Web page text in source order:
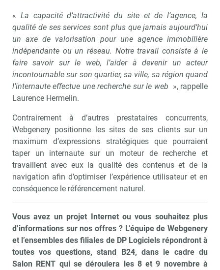
« La capacité d’attractivité du site et de l’agence, la
qualité de ses services sont plus que jamais aujourd’hui
un axe de valorisation pour une agence immobilière
indépendante ou un réseau. Notre travail consiste à le
faire savoir sur le web, l’aider à devenir un acteur
incontournable sur son quartier, sa ville, sa région quand
l’internaute effectue une recherche sur le web », rappelle
Laurence Hermelin.
Contrairement à d’autres prestataires concurrents,
Webgenery positionne les sites de ses clients sur un
maximum d’expressions stratégiques que pourraient
taper un internaute sur un moteur de recherche et
travaillent avec eux la qualité des contenus et de la
navigation afin d’optimiser l’expérience utilisateur et en
conséquence le référencement naturel.
Vous avez un projet Internet ou vous souhaitez plus
d’informations sur nos offres ? L’équipe de Webgenery
et l’ensembles des filiales de DP Logiciels répondront à
toutes vos questions, stand B24, dans le cadre du
Salon RENT qui se déroulera les 8 et 9 novembre à